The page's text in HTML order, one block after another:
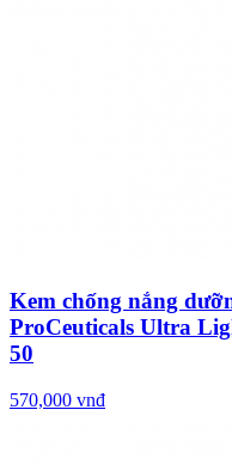
Kem chống nắng
ProCeuticals Ultra
50
570,000 vnđ